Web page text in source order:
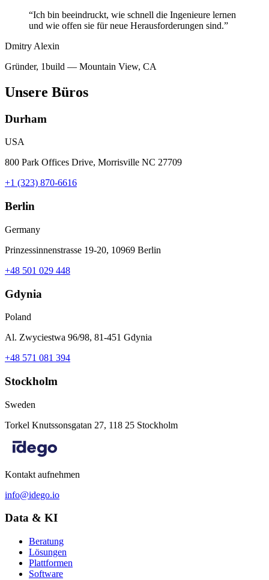
“Ich bin beeindruckt, wie schnell die Ingenieure lernen
und wie offen sie für neue Herausforderungen sind.”
Dmitry Alexin
Gründer, 1build — Mountain View, CA
Unsere Büros
Durham
USA
800 Park Offices Drive, Morrisville NC 27709
+1 (323) 870-6616
Berlin
Germany
Prinzessinnenstrasse 19-20, 10969 Berlin
+48 501 029 448
Gdynia
Poland
Al. Zwyciestwa 96/98, 81-451 Gdynia
+48 571 081 394
Stockholm
Sweden
Torkel Knutssonsgatan 27, 118 25 Stockholm
Kontakt aufnehmen
info@idego.io
Data & KI
Beratung
Lösungen
Plattformen
Software